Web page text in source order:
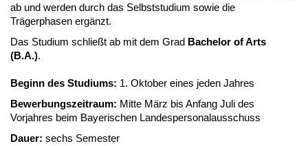
ab und werden durch das Selbststudium sowie die
Trägerphasen ergänzt.
Das Studium schließt ab mit dem Grad Bachelor of Arts
(B.A.).
Beginn des Studiums: 1. Oktober eines jeden Jahres
Bewerbungszeitraum: Mitte März bis Anfang Juli des
Vorjahres beim Bayerischen Landespersonalausschuss
Dauer: sechs Semester